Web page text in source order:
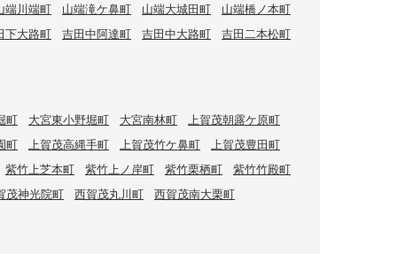
端川端町
山端滝ケ鼻町 山端大城田町
山端橋ノ本町
下大路町
吉田中阿達町 吉田中大路町 吉田二本松町
町 大宮東小野堀町 大宮南林町
上賀茂朝露ケ原町
町
上賀茂高縄手町 上賀茂竹ケ鼻町
上賀茂豊田町
紫竹上芝本町
紫竹上ノ岸町 紫竹栗栖町
紫竹竹殿町
茂神光院町
西賀茂丸川町 西賀茂南大栗町